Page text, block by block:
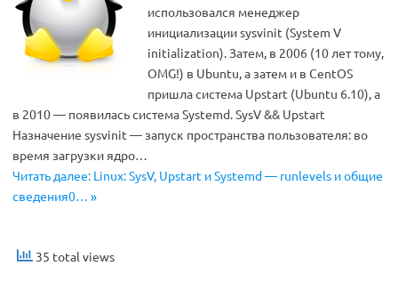
использовался менеджер
инициализации sysvinit (System V
initialization). Затем, в 2006 (10 лет тому,
OMG!) в Ubuntu, а затем и в CentOS
пришла система Upstart (Ubuntu 6.10), а
в 2010 — появилась система Systemd. SysV && Upstart
Назначение sysvinit — запуск пространства пользователя: во
время загрузки ядро…
Читать далее: Linux: SysV, Upstart и Systemd — runlevels и общие
сведения0… »
35 total views